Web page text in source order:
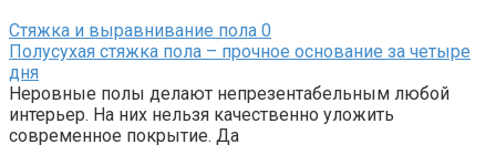
Стяжка и выравнивание пола 0
Полусухая стяжка пола – прочное основание за четыре
дня
Неровные полы делают непрезентабельным любой
интерьер. На них нельзя качественно уложить
современное покрытие. Да